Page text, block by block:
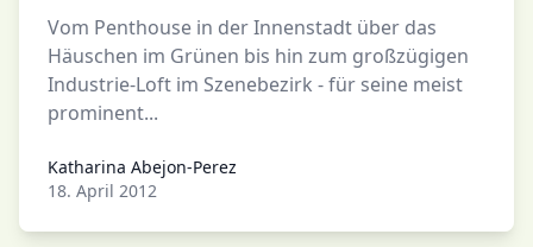
Vom Penthouse in der Innenstadt über das
Häuschen im Grünen bis hin zum großzügigen
Industrie-Loft im Szenebezirk - für seine meist
prominent...
Katharina Abejon-Perez
Katharina Abejon-Perez
18. April 2012